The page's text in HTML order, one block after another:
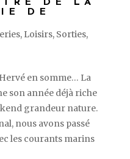
DE LA
DE
, Loisirs, Sorties,
en somme… La
son année déjà riche
grandeur nature.
nous avons passé
les courants marins